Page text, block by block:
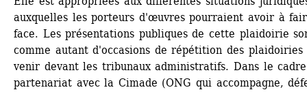
auxquelles les porteurs d'œuvres pourraient avoir à
face. Les présentations publiques de cette plaidoirie
comme autant d'occasions de répétition des plaidoiries
venir devant les tribunaux administratifs. Dans le cadre
partenariat avec la Cimade (ONG qui accompagne,